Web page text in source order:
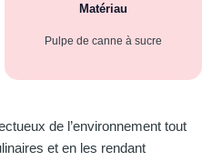
Matériau
Pulpe de canne à sucre
de l’environnement tout
et en les rendant